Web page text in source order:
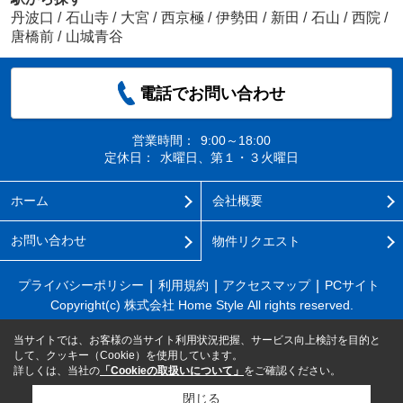
丹波口 / 石山寺 / 大宮 / 西京極 / 伊勢田 / 新田 / 石山 / 西院 /
唐橋前 / 山城青谷
電話でお問い合わせ
営業時間：
9:00～18:00
定休日：
水曜日、第１・３火曜日
ホーム 会社概要
お問い合わせ 物件リクエスト
プライバシーポリシー 利用規約 アクセスマップ
PCサイト
Copyright(c) 株式会社 Home Style All rights reserved.
当サイトでは、お客様の当サイト利用状況把握、サービス向上検討を目的と
して、クッキー（Cookie）を使用しています。
詳しくは、当社の 「Cookieの取扱いについて」 をご確認ください。
閉じる